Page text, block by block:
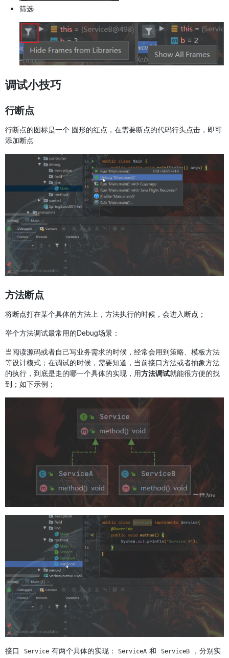
筛选
调试小技巧
行断点
行断点的图标是一个 圆形的红点，在需要断点的代码行头点击，即可
添加断点
方法断点
将断点打在某个具体的方法上，方法执行的时候，会进入断点；
举个方法调试最常用的Debug场景：
当阅读源码或者自己写业务需求的时候，经常会用到策略、模板方法
等设计模式；在调试的时候，需要知道，当前接口方法或者抽象方法
的执行，到底是走的哪一个具体的实现，用方法调试就能很方便的找
到；如下示例；
接口 Service 有两个具体的实现： ServiceA 和 ServiceB
，分别实